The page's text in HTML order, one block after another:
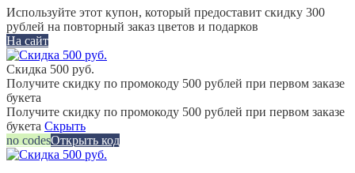
Используйте этот купон, который предоставит скидку 300
рублей на повторный заказ цветов и подарков
На сайт
Скидка 500 руб.
Получите скидку по промокоду 500 рублей при первом заказе
букета
Получите скидку по промокоду 500 рублей при первом заказе
букета Скрыть
no codesОткрыть код